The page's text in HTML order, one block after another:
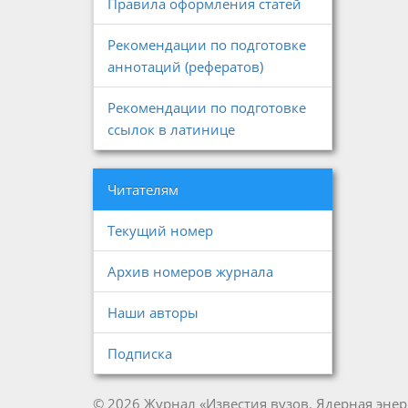
Правила оформления статей
Рекомендации по подготовке
аннотаций (рефератов)
Рекомендации по подготовке
ссылок в латинице
Читателям
Текущий номер
Архив номеров журнала
Наши авторы
Подписка
© 2026 Журнал «Известия вузов. Ядерная